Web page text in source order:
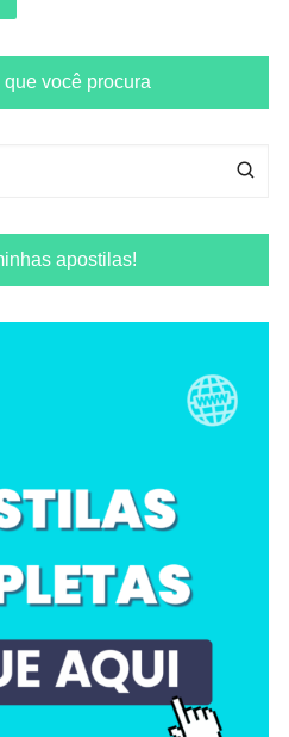
você procura
apostilas!